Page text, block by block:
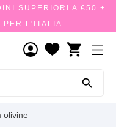
SUPERIORI A €50 +
PER L'ITALIA
shopping_cart

olivine